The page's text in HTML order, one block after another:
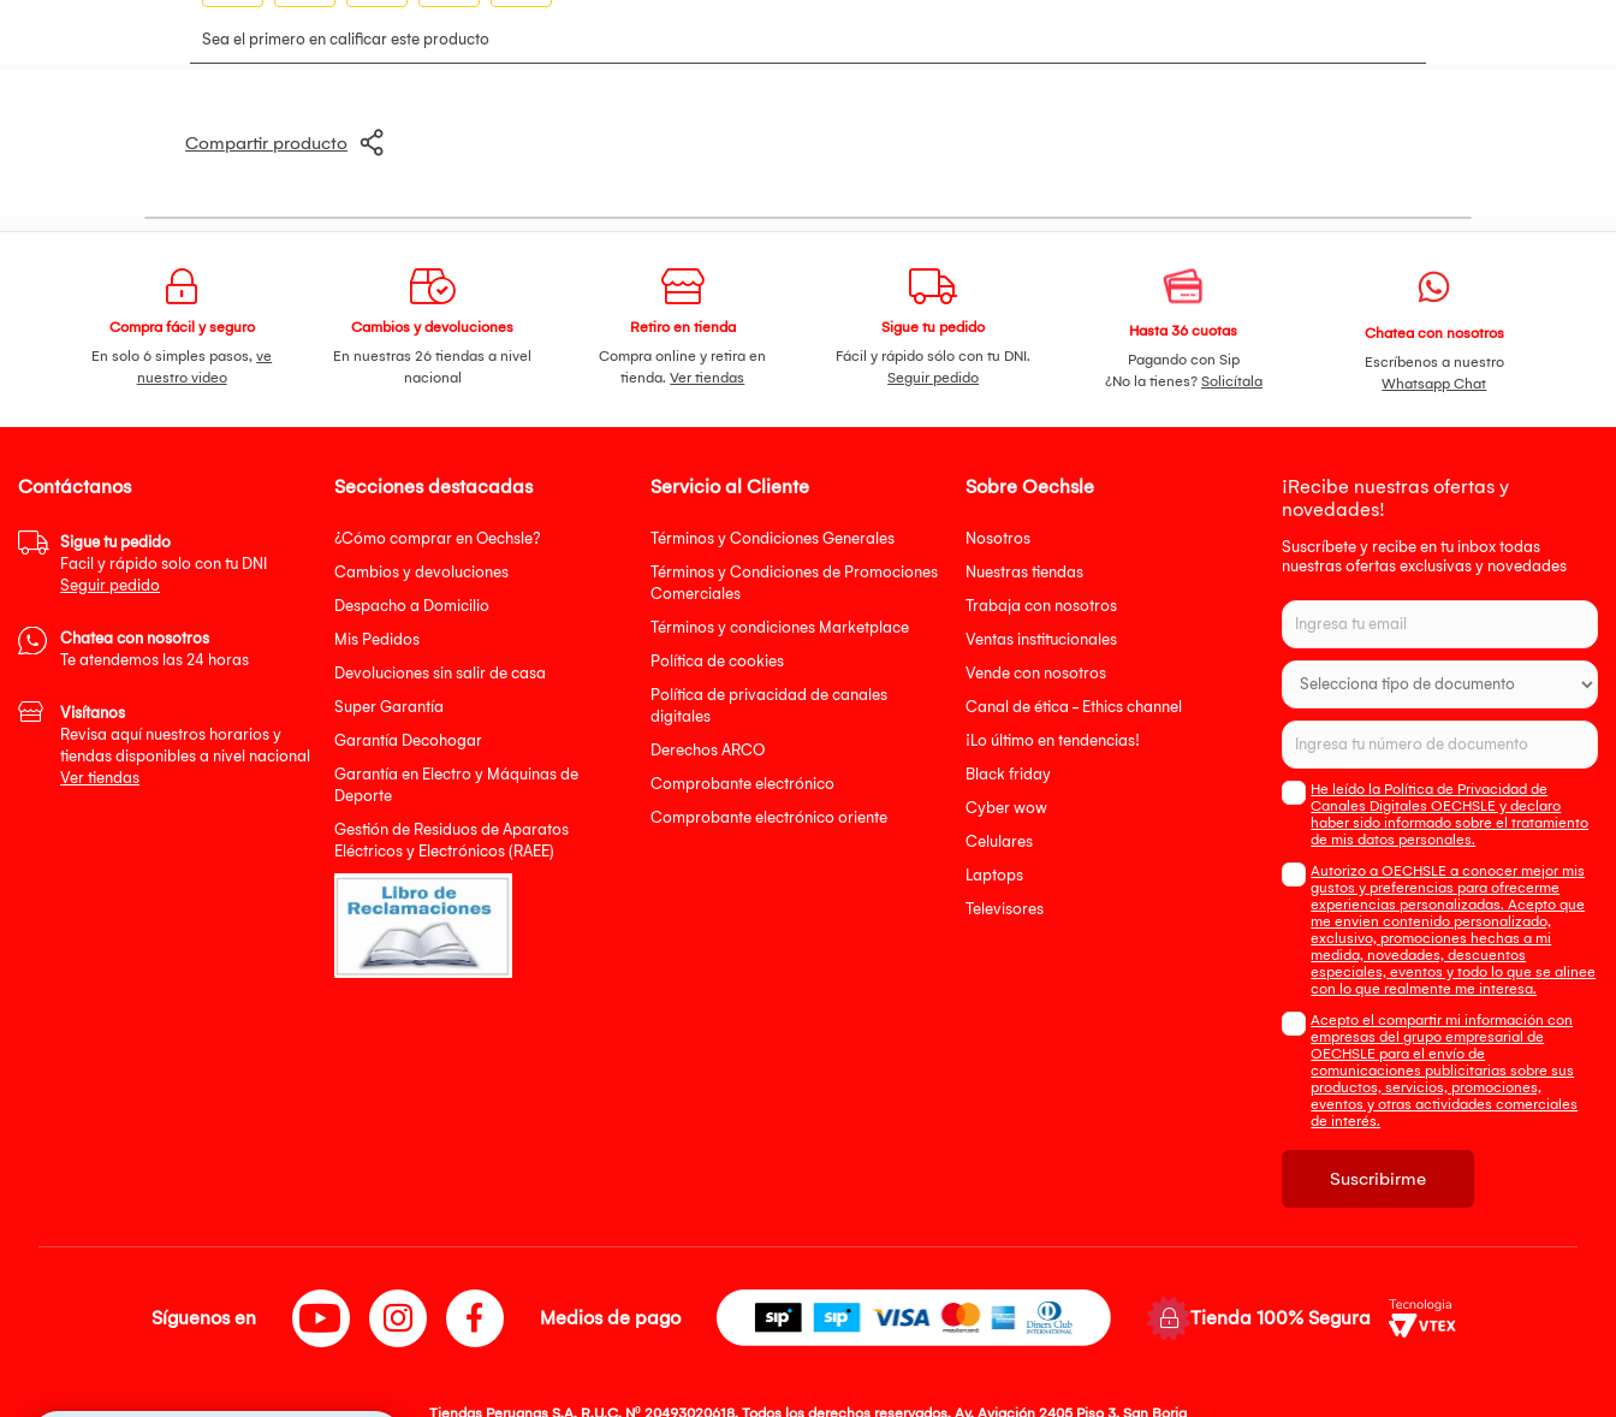
Compartir producto
Compra fácil y seguro
En solo 6 simples pasos,ve
nuestro video
Cambios y devoluciones
En nuestras 26 tiendas a nivel
nacional
Retiro en tienda
Compra online y retira en
tienda.Ver tiendas
Sigue tu pedido
Fácil y rápido sólo con tu DNI.
Seguir pedido
Hasta 36 cuotas
Pagando con Sip
¿No la tienes? Solicítala
Chatea con nosotros
Escríbenos a nuestro
Whatsapp Chat
Secciones destacadas
¿Cómo comprar en Oechsle?
Cambios y devoluciones
Despacho a Domicilio
Mis Pedidos
Devoluciones sin salir de casa
Super Garantía
Garantía Decohogar
Garantía en Electro y Máquinas de
Deporte
Gestión de Residuos de Aparatos
Eléctricos y Electrónicos (RAEE)
Servicio al Cliente
Términos y Condiciones Generales
Términos y Condiciones de Promociones
Comerciales
Términos y condiciones Marketplace
Política de cookies
Política de privacidad de canales
digitales
Derechos ARCO
Comprobante electrónico
Comprobante electrónico oriente
Sobre Oechsle
Nosotros
Nuestras tiendas
Trabaja con nosotros
Ventas institucionales
Vende con nosotros
Canal de ética - Ethics channel
¡Lo último en tendencias!
Black friday
Cyber wow
Celulares
Laptops
Televisores
¡Recibe nuestras ofertas y
novedades!
Suscríbete y recibe en tu inbox todas
nuestras ofertas exclusivas y novedades
He leído la Política de Privacidad de
Canales Digitales OECHSLE y declaro
haber sido informado sobre el tratamiento
de mis datos personales.
Autorizo a OECHSLE a conocer mejor mis
gustos y preferencias para ofrecerme
experiencias personalizadas. Acepto que
me envien contenido personalizado,
exclusivo, promociones hechas a mi
medida, novedades, descuentos
especiales, eventos y todo lo que se alinee
con lo que realmente me interesa.
Acepto el compartir mi información con
empresas del grupo empresarial de
OECHSLE para el envío de
comunicaciones publicitarias sobre sus
productos, servicios, promociones,
eventos y otras actividades comerciales
de interés.
Suscribirme
Contáctanos
Sigue tu pedido
Facil y rápido solo con tu DNI
Seguir pedido
Chatea con nosotros
Te atendemos las 24 horas
Visítanos
Revisa aquí nuestros horarios y
tiendas disponibles a nivel nacional
Ver tiendas
Síguenos en Medios de pago Tienda 100% Segura
Tiendas Peruanas S.A. R.U.C. Nº 20493020618. Todos los derechos reservados. Av. Aviación 2405 Piso 3, San Borja